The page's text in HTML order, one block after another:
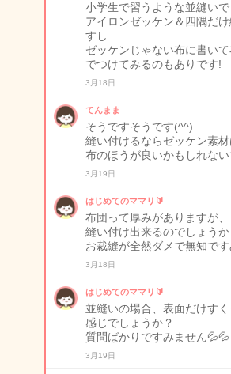
小学生で習うような並縫い
アイロンゼッケン＆四隅だ
すし
ゼッケンじゃない布に書い
でつけてみるのもありです!
3月18日
てんまま
そうですそうです(^^)
縫い付けるならゼッケン素
布のほうが良いかもしれない
3月19日
はじめてのママリ🔰
布団って厚みがありますが、
縫い付け出来るのでしょう
お裁縫が全然ダメで無知で
3月18日
はじめてのママリ🔰
並縫いの場合、表面だけす
感じでしょうか？
質問ばかりですみません💦💦
3月19日